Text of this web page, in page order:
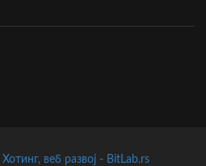
Хотинг, веб развој - BitLab.rs